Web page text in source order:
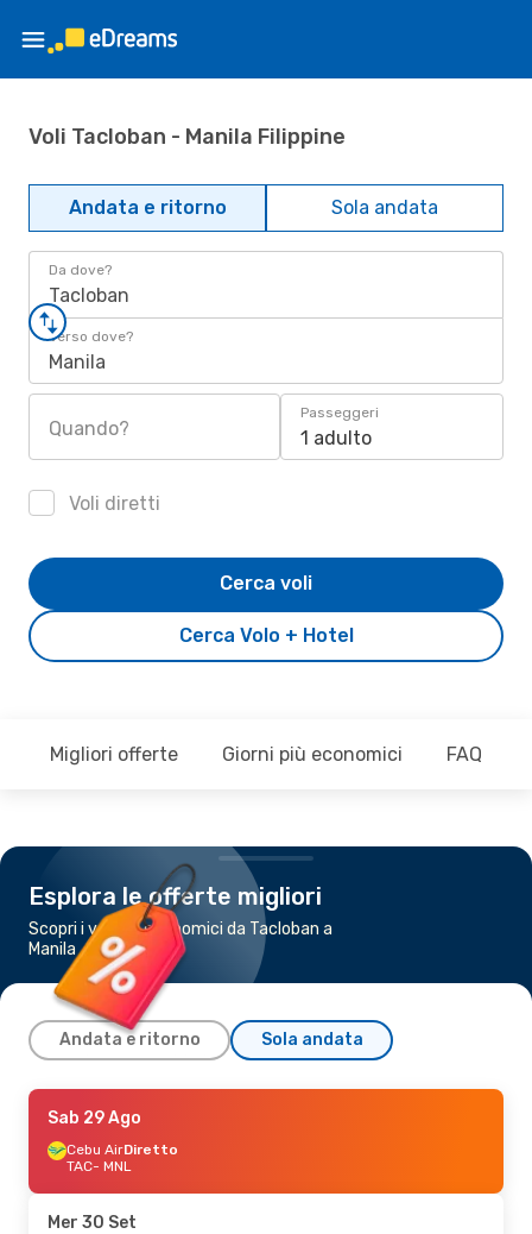
Voli Tacloban - Manila Filippine
Andata e ritorno Sola andata
Da dove?
Tacloban
Verso dove?
Manila
Quando?
Passeggeri
1 adulto
Voli diretti
Cerca Volo + Hotel
Cerca voli
Migliori offerte Giorni più economici FAQ
Esplora le offerte migliori
Scopri i voli più economici da Tacloban a
Manila
Andata e ritorno Sola andata
Gio 27 Ago- Dom 30 Ago
AirAsia ZestDiretto
TAC- MNL
MNL- TAC
Sab 29 Ago
Cebu AirDiretto
TAC- MNL
Mer 30 Set